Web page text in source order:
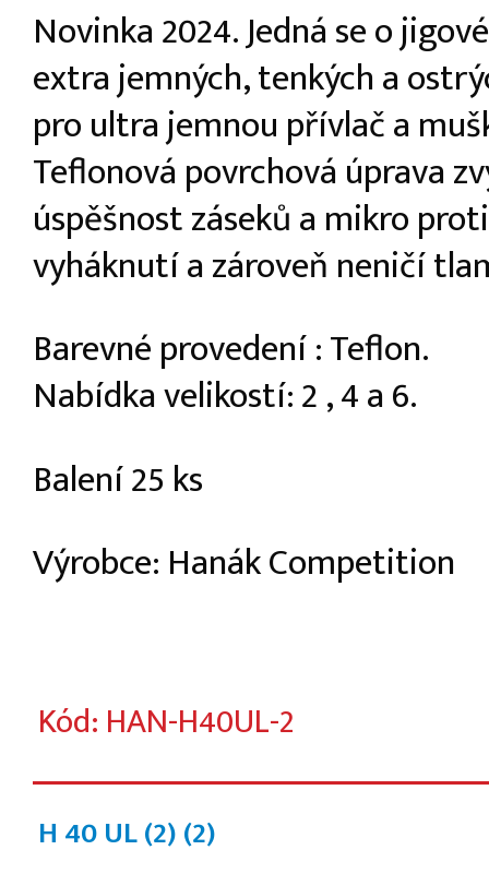
Novinka 2024. Jedná se o
extra jemných, tenkých a
pro ultra jemnou přívlač a
Teflonová povrchová úprava
úspěšnost záseků a mikro
vyháknutí a zároveň neničí
Barevné provedení : Teflon.
Nabídka velikostí: 2 , 4 a 6.
Balení 25 ks
Výrobce: Hanák Competition
Kód: HAN-H40UL-2
H 40 UL (2)(2)